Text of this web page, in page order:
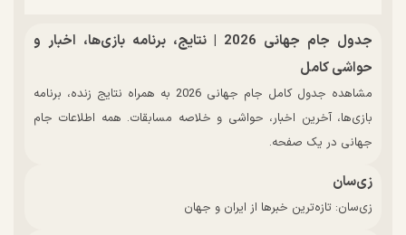
جدول جام جهانی 2026 | نتایج، برنامه بازی‌ها، اخبار و
حواشی کامل
مشاهده جدول کامل جام جهانی 2026 به همراه نتایج زنده، برنامه
بازی‌ها، آخرین اخبار، حواشی و خلاصه مسابقات. همه اطلاعات جام
جهانی در یک صفحه.
زی‌سان
زی‌سان: تازه‌ترین خبرها از ایران و جهان